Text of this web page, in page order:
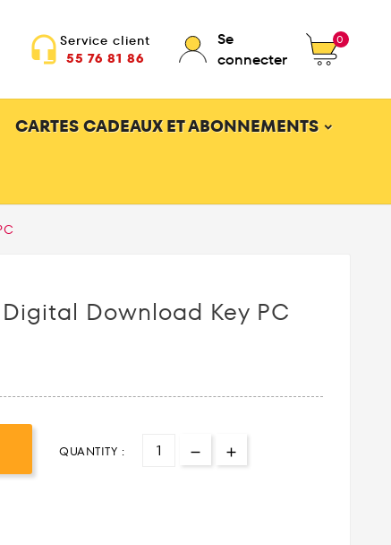
headset_mic Service client
55 76 81 86
Se
connecter
0
CARTES CADEAUX ET ABONNEMENTS
Download Key PC
QUANTITY :